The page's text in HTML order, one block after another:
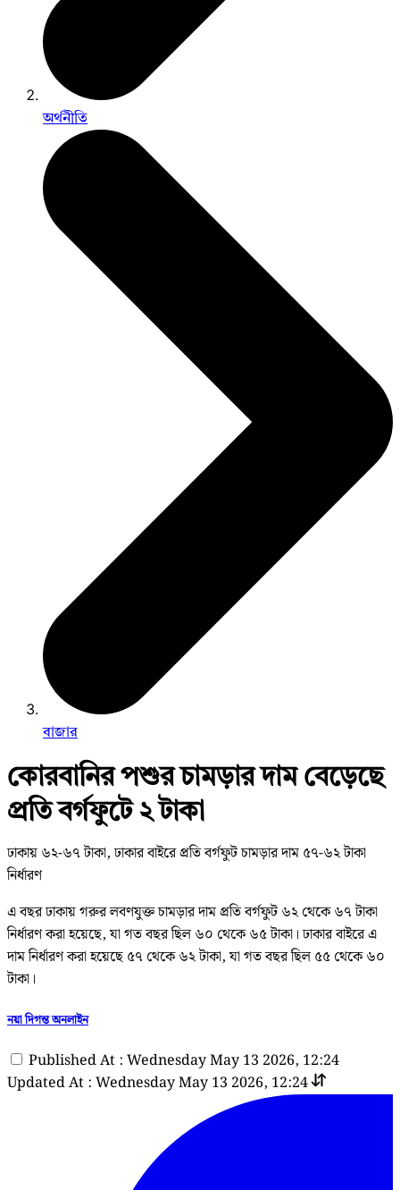
অর্থনীতি
বাজার
কোরবানির পশুর চামড়ার দাম বেড়েছে
প্রতি বর্গফুটে ২ টাকা
ঢাকায় ৬২-৬৭ টাকা, ঢাকার বাইরে প্রতি বর্গফুট চামড়ার দাম ৫৭-৬২ টাকা
নির্ধারণ
এ বছর ঢাকায় গরুর লবণযুক্ত চামড়ার দাম প্রতি বর্গফুট ৬২ থেকে ৬৭ টাকা
নির্ধারণ করা হয়েছে, যা গত বছর ছিল ৬০ থেকে ৬৫ টাকা। ঢাকার বাইরে এ
দাম নির্ধারণ করা হয়েছে ৫৭ থেকে ৬২ টাকা, যা গত বছর ছিল ৫৫ থেকে ৬০
টাকা।
নয়া দিগন্ত অনলাইন
Published At : Wednesday May 13 2026, 12:24
Updated At : Wednesday May 13 2026, 12:24